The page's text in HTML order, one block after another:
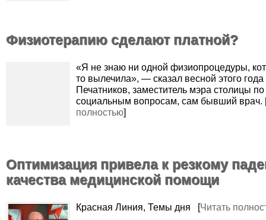
Физиотерапию сделают платной?
«Я не знаю ни одной физиопроцедуры,
то вылечила», — сказал весной этого
Печатников, заместитель мэра столицы по
социальным вопросам, сам бывший врач.
полностью]
Оптимизация привела к резкому
качества медицинской помощи
Красная Линия, Темы дня [Читать